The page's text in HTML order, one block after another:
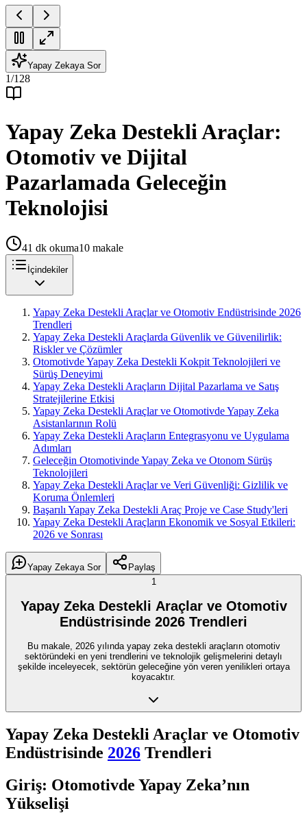
Yapay Zekaya Sor
1/128
Yapay Zeka Destekli Araçlar:
Otomotiv ve Dijital
Pazarlamada Geleceğin
Teknolojisi
41 dk okuma10 makale
İçindekiler
Yapay Zeka Destekli Araçlar ve Otomotiv Endüstrisinde 2026
Trendleri
Yapay Zeka Destekli Araçlarda Güvenlik ve Güvenilirlik:
Riskler ve Çözümler
Otomotivde Yapay Zeka Destekli Kokpit Teknolojileri ve
Sürüş Deneyimi
Yapay Zeka Destekli Araçların Dijital Pazarlama ve Satış
Stratejilerine Etkisi
Yapay Zeka Destekli Araçlar ve Otomotivde Yapay Zeka
Asistanlarının Rolü
Yapay Zeka Destekli Araçların Entegrasyonu ve Uygulama
Adımları
Geleceğin Otomotivinde Yapay Zeka ve Otonom Sürüş
Teknolojileri
Yapay Zeka Destekli Araçlar ve Veri Güvenliği: Gizlilik ve
Koruma Önlemleri
Başarılı Yapay Zeka Destekli Araç Proje ve Case Study'leri
Yapay Zeka Destekli Araçların Ekonomik ve Sosyal Etkileri:
2026 ve Sonrası
Yapay Zekaya Sor
Paylaş
1
Yapay Zeka Destekli Araçlar ve Otomotiv
Endüstrisinde 2026 Trendleri
Bu makale, 2026 yılında yapay zeka destekli araçların otomotiv
sektöründeki en yeni trendlerini ve teknolojik gelişmelerini detaylı
şekilde inceleyecek, sektörün geleceğine yön veren yenilikleri ortaya
koyacaktır.
Yapay Zeka Destekli Araçlar ve Otomotiv
Endüstrisinde 2026 Trendleri
Giriş: Otomotivde Yapay Zeka’nın
Yükselişi